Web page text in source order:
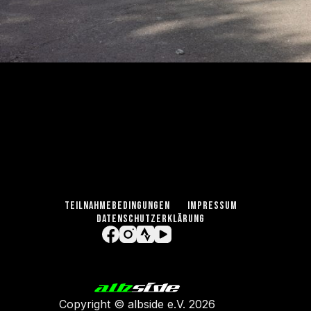
TEILNAHMEBEDINGUNGEN
IMPRESSUM
DATENSCHUTZERKLÄRUNG
Copyright © albside e.V. 2026